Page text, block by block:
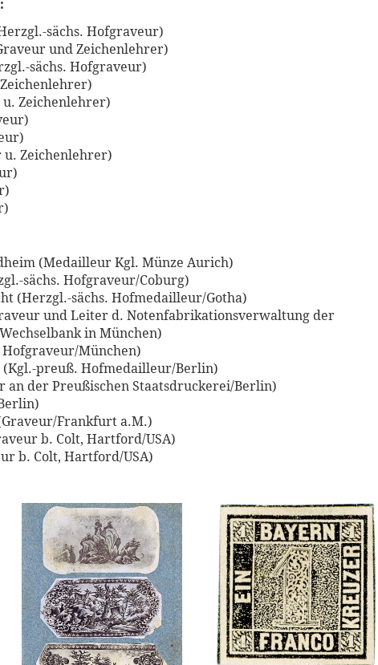
sächs. Hofgraveur)
und Zeichenlehrer)
sächs. Hofgraveur)
Zeichenlehrer)
Zeichenlehrer)
(Medailleur Kgl. Münze Aurich)
sächs. Hofgraveur/Coburg)
(Herzgl.-sächs. Hofmedailleur/Gotha)
und Leiter d. Notenfabrikationsverwaltung der
in München)
München)
(Kgl.-preuß. Hofmedailleur/Berlin)
an der Preußischen Staatsdruckerei/Berlin)
Frankfurt a.M.)
b. Colt, Hartford/USA)
b. Colt, Hartford/USA)